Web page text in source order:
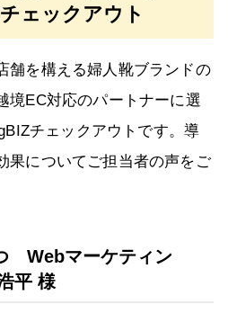
ェックアウト
舗を構える婦人靴ブランドの
境EC対応のパートナーに選
チェックアウトです。導
果についてご担当者の声をご
Webマーケティン
平 様